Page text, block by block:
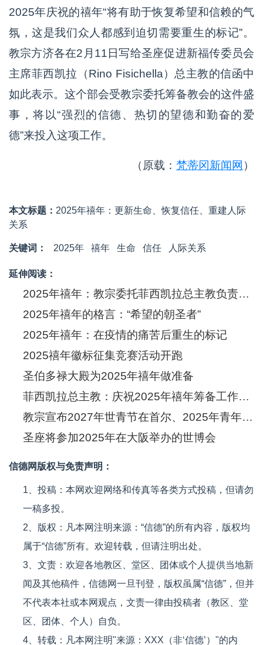
2025年庆祝的禧年“将有助于恢复希望和信赖的气
氛，这是我们众人都感到迫切需要重生的标记”。
教宗方济各在2月11日写给圣座促进新福传委员会
主席菲西凯拉（Rino Fisichella）总主教的信函中
如此表示。这个部会受教宗委托筹备教会的这件盛
事，将以“强烈的信德、热切的望德和勤奋的爱
德”来投入这项工作。
（原载： 梵蒂冈新闻网 ）
本文标题： 2025年禧年：更新生命、恢复信任、重建人际
关系
关键词： 2025年 禧年 生命 信任 人际关系
延伸阅读：
2025年禧年：教宗委托菲西凯拉总主教负责筹备工作
2025年禧年的格言：“希望的朝圣者”
2025年禧年：在疫情的痛苦后重生的标记
2025禧年徽标征集竞赛活动开跑
圣伯多禄大殿为2025年禧年做准备
菲西凯拉总主教：庆祝2025年禧年筹备工作正式启动
教宗宣布2027年世青节在首尔、2025年青年禧年在罗马
圣座将参加2025年在大阪举办的世博会
信德网版权与免责声明：
1、投稿：本网欢迎网络和传真等各类方式投稿，但请勿
一稿多投。
2、版权：凡本网注明来源：“信德”的所有内容，版权均
属于“信德”所有。欢迎转载，但请注明出处。
3、文责：欢迎各地教区、堂区、团体或个人提供当地新
闻及其他稿件，信德网一旦刊登，版权虽属“信德”，但并
不代表本社或本网观点，文责一律由投稿者（教区、堂
区、团体、个人）自负。
4、转载：凡本网注明"来源：XXX（非‘信德’）"的内